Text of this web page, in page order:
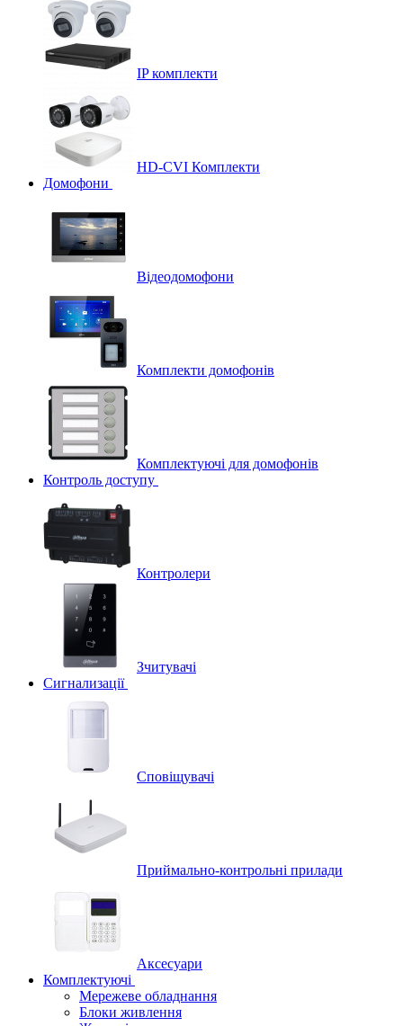
IP комплекти
HD-CVI Комплекти
Домофони
Відеодомофони
Комплекти домофонів
Комплектуючі для домофонів
Контроль доступу
Контролери
Зчитувачі
Сигнализації
Сповіщувачі
Приймально-контрольні прилади
Аксесуари
Комплектуючі
Мережеве обладнання
Блоки живлення